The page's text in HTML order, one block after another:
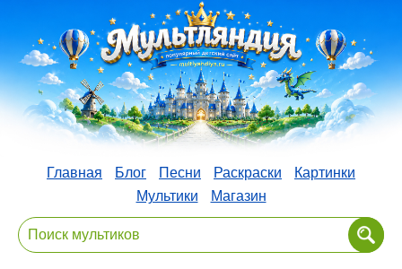
Главная Блог Песни Раскраски
Картинки
Мультики
Магазин